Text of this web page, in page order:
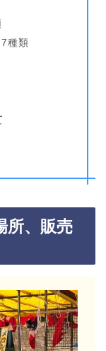
種類
所、販売